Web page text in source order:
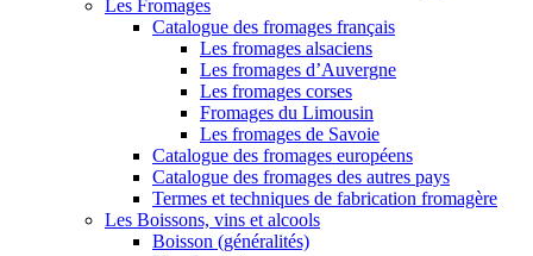
Les Fromages
Catalogue des fromages français
Les fromages alsaciens
Les fromages d’Auvergne
Les fromages corses
Fromages du Limousin
Les fromages de Savoie
Catalogue des fromages européens
Catalogue des fromages des autres pays
Termes et techniques de fabrication fromagère
Les Boissons, vins et alcools
Boisson (généralités)